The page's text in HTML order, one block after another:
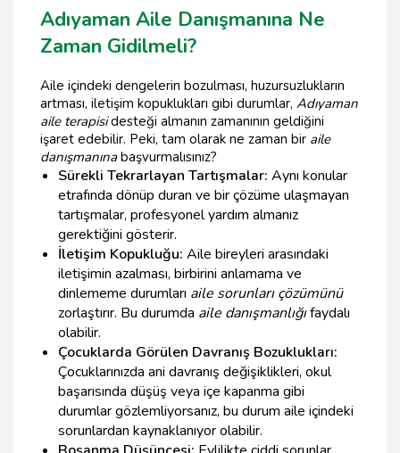
Adıyaman Aile Danışmanına Ne
Zaman Gidilmeli?
Aile içindeki dengelerin bozulması, huzursuzlukların
artması, iletişim kopuklukları gibi durumlar, Adıyaman
aile terapisidesteği almanın zamanının geldiğini
işaret edebilir. Peki, tam olarak ne zaman bir aile
danışmanınabaşvurmalısınız?
Sürekli Tekrarlayan Tartışmalar: Aynı konular
etrafında dönüp duran ve bir çözüme ulaşmayan
tartışmalar, profesyonel yardım almanız
gerektiğini gösterir.
İletişim Kopukluğu: Aile bireyleri arasındaki
iletişimin azalması, birbirini anlamama ve
dinlememe durumları aile sorunları çözümünü
zorlaştırır. Bu durumda aile danışmanlığıfaydalı
olabilir.
Çocuklarda Görülen Davranış Bozuklukları:
Çocuklarınızda ani davranış değişiklikleri, okul
başarısında düşüş veya içe kapanma gibi
durumlar gözlemliyorsanız, bu durum aile içindeki
sorunlardan kaynaklanıyor olabilir.